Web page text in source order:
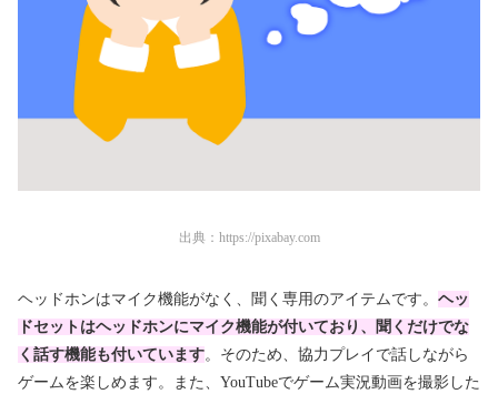
出典： https://pixabay.com
ヘッドホンはマイク機能がなく、聞く専用のアイテムです。 ヘッ
ドセットはヘッドホンにマイク機能が付いており、聞くだけでな
く話す機能も付いています。そのため、協力プレイで話しながら
ゲームを楽しめます。また、YouTubeでゲーム実況動画を撮影した